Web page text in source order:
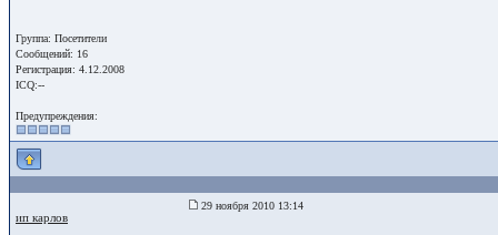
Группа: Посетители
Сообщений: 16
Регистрация: 4.12.2008
ICQ:--
Предупреждения:
ип карлов
29 ноября 2010 13:14